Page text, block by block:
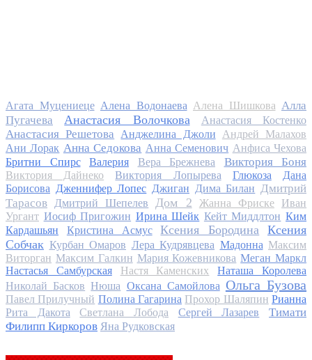
Агата Муцениеце Алена Водонаева Алена Шишкова Алла
Пугачева
Анастасия Волочкова Анастасия Костенко
Анастасия Решетова Анджелина Джоли
Андрей Малахов
Ани Лорак Анна Седокова Анна Семенович Анфиса Чехова
Бритни Спирс
Валерия Вера Брежнева Виктория Боня
Виктория Дайнеко Виктория Лопырева Глюкоза
Дана
Борисова Дженнифер Лопес Джиган Дима Билан
Дмитрий
Тарасов
Дмитрий Шепелев Дом 2 Жанна Фриске
Иван
Ургант Иосиф Пригожин Ирина Шейк Кейт Миддлтон Ким
Кардашьян
Кристина Асмус Ксения Бородина
Ксения
Собчак Курбан Омаров Лера Кудрявцева Мадонна Максим
Виторган Максим Галкин Мария Кожевникова Меган Маркл
Настасья Самбурская
Настя Каменских
Наташа Королева
Николай Басков Нюша Оксана Самойлова Ольга Бузова
Павел Прилучный Полина Гагарина Прохор Шаляпин Рианна
Рита Дакота
Светлана Лобода Сергей Лазарев
Тимати
Филипп Киркоров Яна Рудковская